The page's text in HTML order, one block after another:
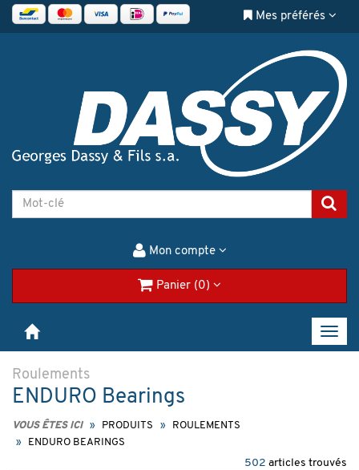
Mes préférés
Mon compte
Panier (0)
Roulements
ENDURO Bearings
VOUS ÊTES ICI PRODUITS
ROULEMENTS
ENDURO BEARINGS
502 articles trouvés